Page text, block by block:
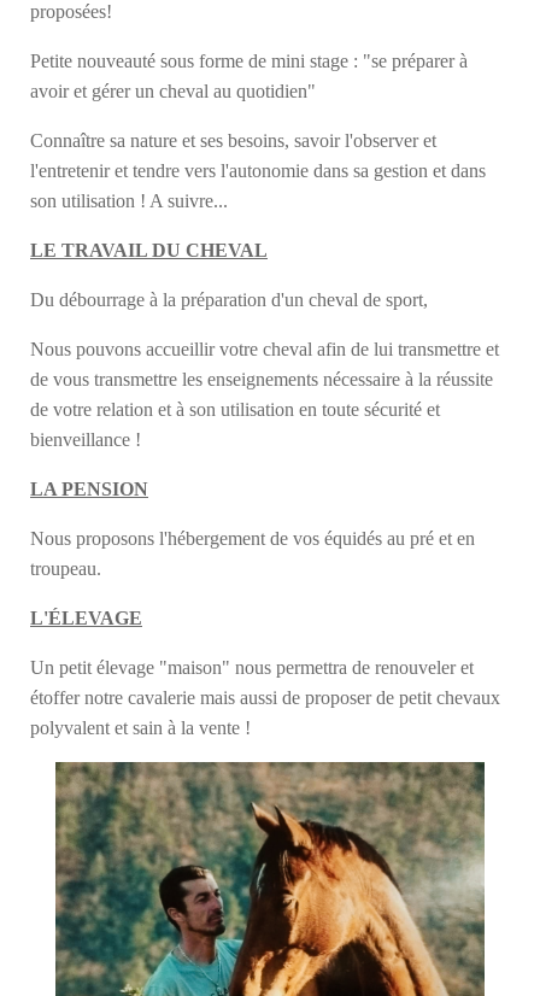
proposées!
Petite nouveauté sous forme de mini stage : "se préparer à
avoir et gérer un cheval au quotidien"
Connaître sa nature et ses besoins, savoir l'observer et
l'entretenir et tendre vers l'autonomie dans sa gestion et dans
son utilisation ! A suivre...
LE TRAVAIL DU CHEVAL
Du débourrage à la préparation d'un cheval de sport,
Nous pouvons accueillir votre cheval afin de lui transmettre et
de vous transmettre les enseignements nécessaire à la réussite
de votre relation et à son utilisation en toute sécurité et
bienveillance !
LA PENSION
Nous proposons l'hébergement de vos équidés au pré et en
troupeau.
L'ÉLEVAGE
Un petit élevage "maison" nous permettra de renouveler et
étoffer notre cavalerie mais aussi de proposer de petit chevaux
polyvalent et sain à la vente !